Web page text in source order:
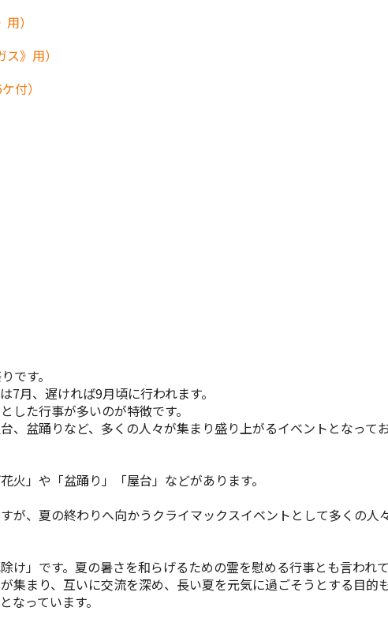
）
》用）
付）
です。
月、遅ければ9月頃に行われます。
した行事が多いのが特徴です。
、盆踊りなど、多くの人々が集まり盛り上がるイベントとなってお
火」や「盆踊り」「屋台」などがあります。
が、夏の終わりへ向かうクライマックスイベントとして多くの人
け」です。夏の暑さを和らげるための霊を慰める行事とも言われて
集まり、互いに交流を深め、長い夏を元気に過ごそうとする目的も
なっています。